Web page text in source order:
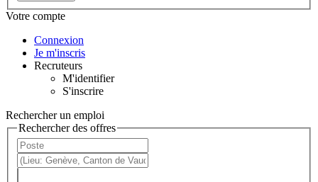
Votre compte
Connexion
Je m'inscris
Recruteurs
M'identifier
S'inscrire
Rechercher un emploi
Rechercher des offres